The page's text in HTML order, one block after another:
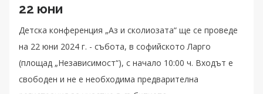
22 юни
Детска конференция „Аз и сколиозата“ ще се проведе
на 22 юни 2024 г. - събота, в софийското Ларго
(площад „Независимост“), с начало 10:00 ч. Входът е
свободен и не е необходима предварителна